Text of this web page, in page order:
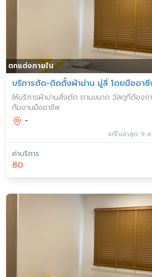
ตกแต่งภายใน
บริการตัด-ติดตั้งผ้าม่าน มู่ลี่ โดยมืออา
ให้บริการผ้าม่านสั่งตัด ตามขนาด วัสดุที่ต้อง
ทีมงานมืออาชีพ
-
แก้ไขล่าสุด: 9
ค่าบริการ
80